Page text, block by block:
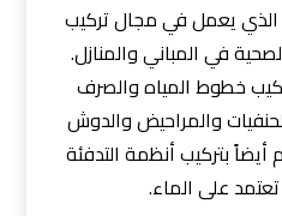
يعمل في مجال تركيب
في المباني والمنازل.
خطوط المياه والصرف
والمراحيض والدوش
أيضاً بتركيب أنظمة التدفئة
على الماء.